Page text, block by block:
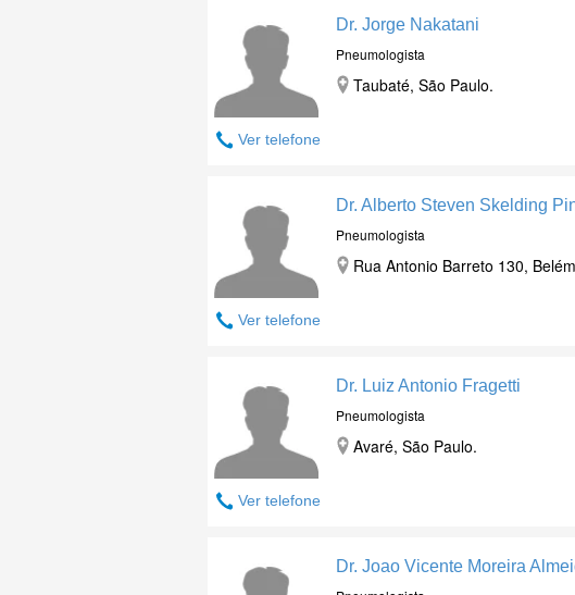
Ver telefone
Dr. Jorge Nakatani
Pneumologista
Taubaté, São Paulo.
Ver telefone
Dr. Alberto Steven Skelding
Pneumologista
Rua Antonio Barreto 130,
Ver telefone
Dr. Luiz Antonio Fragetti
Pneumologista
Avaré, São Paulo.
Dr. Joao Vicente Moreira